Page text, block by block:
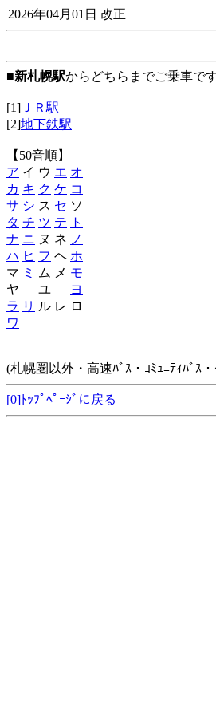
2026年04月01日 改正
■新札幌駅からどちらまでご乗車で
[1] ＪＲ駅
[2]地下鉄駅
【50音順】
ア イ ウ エ オ
カ キ ク ケ コ
サ シ ス セ ソ
タ チ ツ テ
ト
ナ ニ ヌ ネ ノ
ハ ヒ フ ヘ ホ
マ ミ ム メ モ
ヤ ユ
ヨ
ラ リ ル レ ロ
ワ
(札幌圏以外・高速ﾊﾞｽ・ｺﾐｭﾆﾃｨﾊﾞｽ
[0]ﾄｯﾌﾟﾍﾟｰｼﾞに戻る